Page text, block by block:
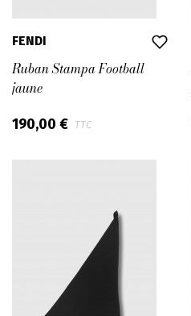
FENDI
Ruban Stampa Football
jaune
190,00 € TTC